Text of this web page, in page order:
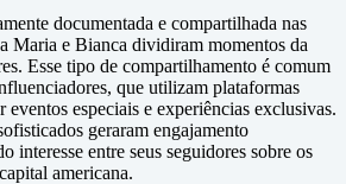
documentada e compartilhada nas
Maria e Bianca dividiram momentos da
Esse tipo de compartilhamento é comum
que utilizam plataformas
eventos especiais e experiências exclusivas.
geraram engajamento
interesse entre seus seguidores sobre os
americana.